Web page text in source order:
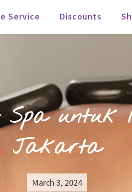
Service Discounts
Spa untuk
Jakarta
March 3, 2024